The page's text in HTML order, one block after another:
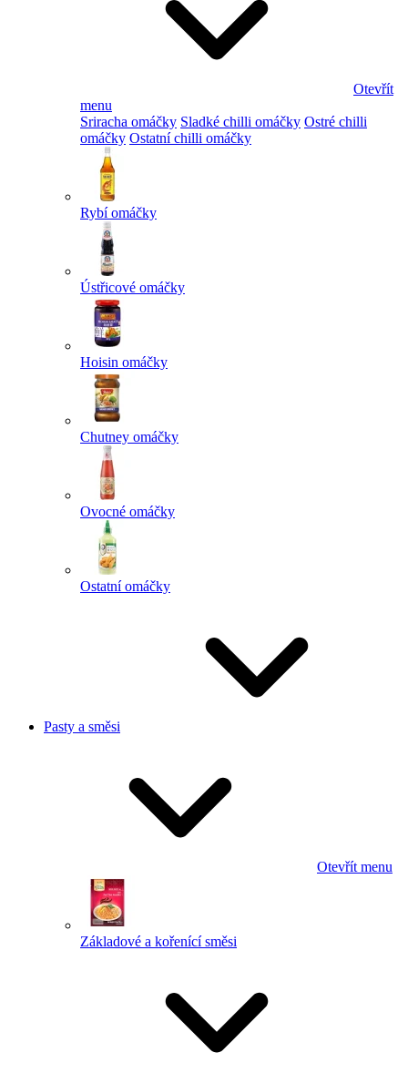
Otevřít
menu
Sriracha omáčky Sladké chilli omáčky Ostré chilli
omáčky Ostatní chilli omáčky
Rybí omáčky
Ústřicové omáčky
Hoisin omáčky
Chutney omáčky
Ovocné omáčky
Ostatní omáčky
Pasty a směsi
Otevřít menu
Základové a kořenící směsi